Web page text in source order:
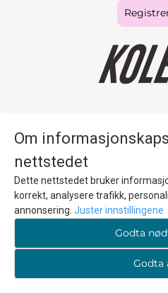
…BECAUSE EVERYBODY
Norsk nettbutikk for gaver, interiør
hverdagen. Vi har lager i Oslo, rask
handler for
© 2026
Om
nettstedet
Dette nettstedet bruker
korrekt, analysere trafikk,
annonsering. Juster innstillingene
Godta
Godta